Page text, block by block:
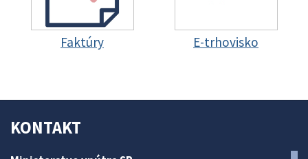
Faktúry E-trhovisko
KONTAKT